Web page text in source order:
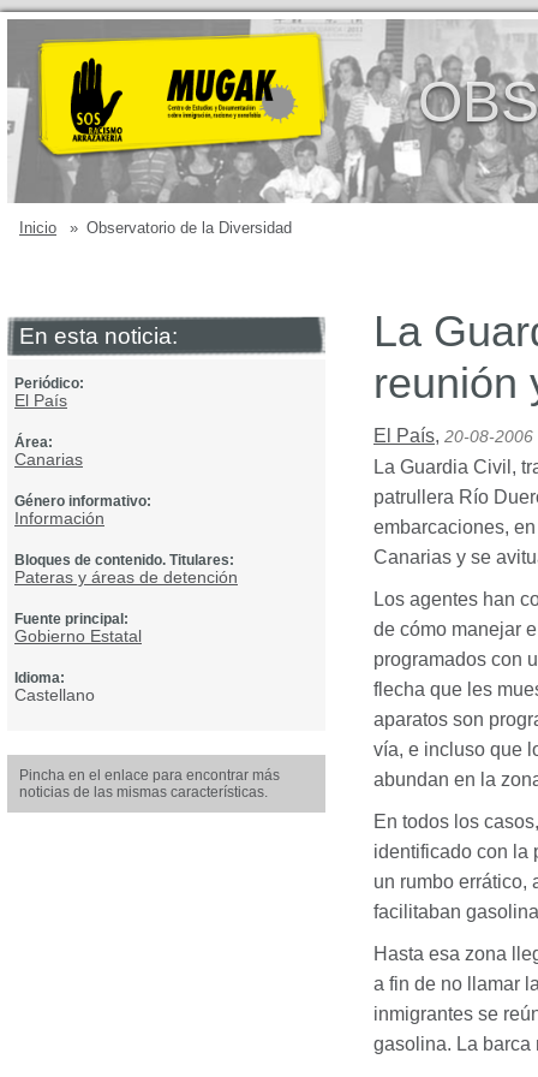
Inicio » Observatorio de la Diversidad
En esta noticia:
Periódico:
El País
Área:
Canarias
Género informativo:
Información
Bloques de contenido. Titulares:
Pateras y áreas de detención
Fuente principal:
Gobierno Estatal
Idioma:
Castellano
Pincha en el enlace para encontrar más
noticias de las mismas características.
La
reunión
El País, 20-08-2006
La Guardia Civil,
patrullera Río
embarcaciones,
Canarias y se
Los agentes han
de cómo manejar
programados con
flecha que les
aparatos son
vía, e incluso que
abundan en la
En todos los
identificado con la
un rumbo errático,
facilitaban
Hasta esa zona
a fin de no llamar
inmigrantes se
gasolina. La barca